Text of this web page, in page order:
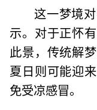
这一梦境
示。对于正怀
此景，传统解
夏日则可能迎
免受凉感冒。